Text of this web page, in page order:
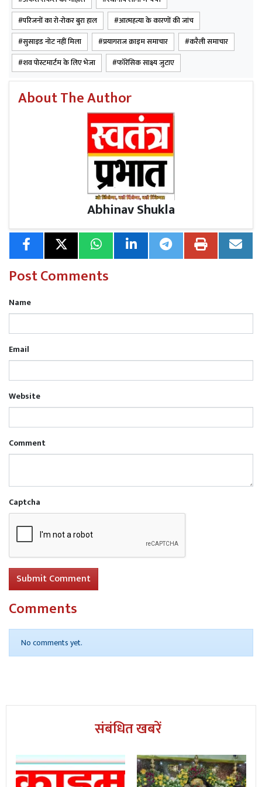
पुलिस आसपास के लोगों और परिजनों से पूछताछ कर आत्महत्या
के कारणों का पता लगाने में जुटी है। प्रारंभिक जांच में किसी प्रकार
का सुसाइड नोट बरामद नहीं हुआ है। हालांकि पुलिस घरेलू तनाव,
आर्थिक परेशानी समेत अन्य बिंदुओं को ध्यान में रखते हुए मामले की
जांच कर रही है।
परिजनों का रो-रोकर बुरा हाल
आत्महत्या के कारणों की जांच
सुसाइड नोट नहीं मिला
प्रयागराज क्राइम समाचार
करैली समाचार
शव पोस्टमार्टम के लिए भेजा
फॉरेंसिक साक्ष्य जुटाए
About The Author
Abhinav Shukla
Post Comments
Name
Email
Website
Comment
Captcha
Submit Comment
Comments
No comments yet.
संबंधित खबरें